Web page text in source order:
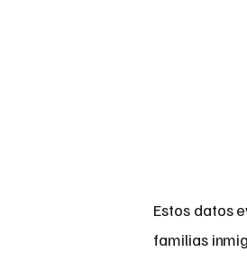
Estos datos
familias